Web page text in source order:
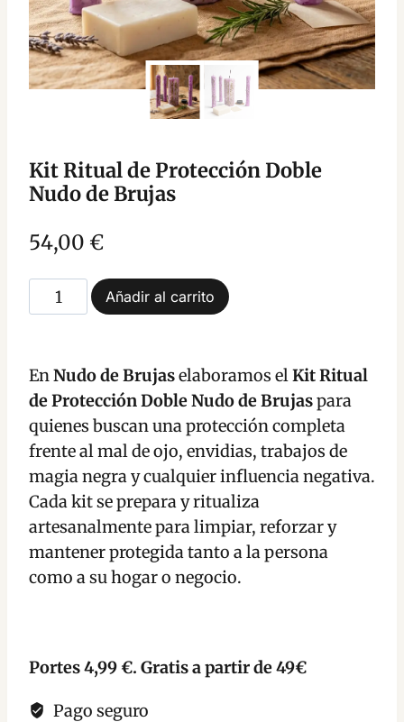
Kit Ritual de Protección Doble
Nudo de Brujas
54,00 €
EnNudo de Brujaselaboramos elKit Ritual
de Protección Doble Nudo de Brujaspara
quienes buscan una protección completa
frente al mal de ojo, envidias, trabajos de
magia negra y cualquier influencia negativa.
Cada kit se prepara y ritualiza
artesanalmente para limpiar, reforzar y
mantener protegida tanto a la persona
como a su hogar o negocio.
Ritual
Protección
Doble
Nudo
de
Brujas
cantidad
Añadir al carrito
Portes 4,99 €. Gratis a partir de 49€
Pago seguro